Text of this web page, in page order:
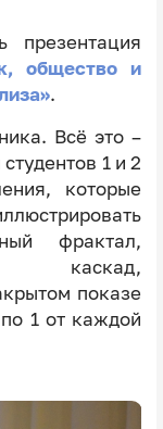
презентация
общество и
.
Всё это –
1 и 2
которые
фрактал,
каскад,
показе
1 от каждой